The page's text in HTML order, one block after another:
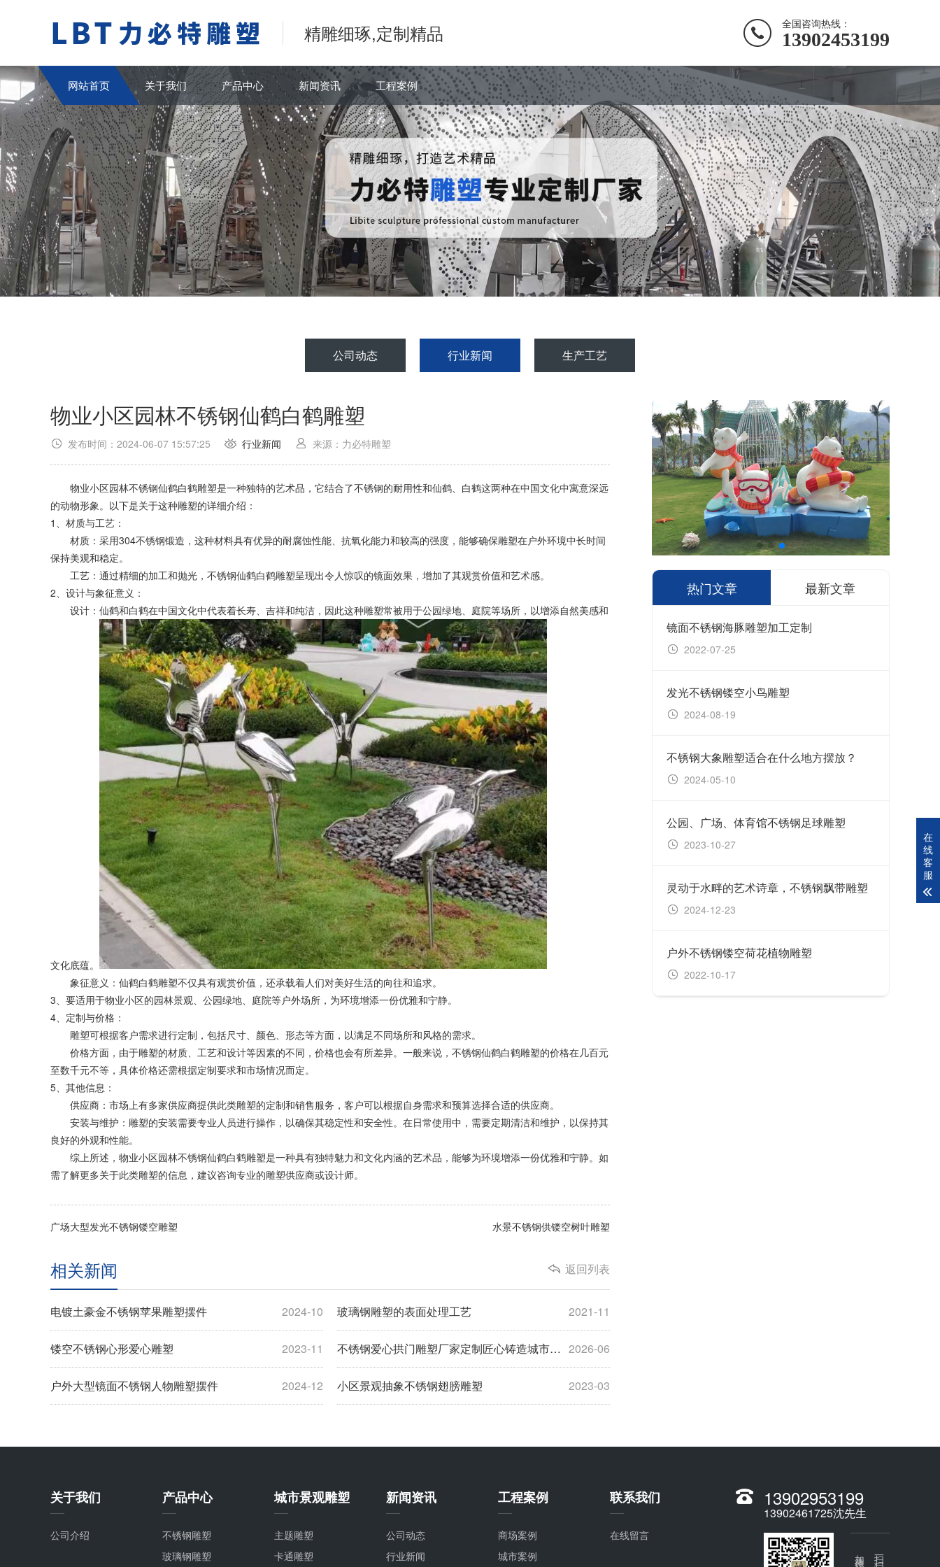
精雕细琢,定制精品 全国咨询热线：
13902453199
网站首页 关于我们 产品中心 新闻资讯 工程案例
公司动态 行业新闻 生产工艺
物业小区园林不锈钢仙鹤白鹤雕塑
发布时间：2024-06-07 15:57:25 行业新闻 来源：力必特雕塑
物业小区园林不锈钢仙鹤白鹤雕塑是一种独特的艺术品，它结合了不锈钢的耐用性和仙鹤、白鹤这两种在中国文化中寓意深远
的动物形象。以下是关于这种雕塑的详细介绍：
1、材质与工艺：
材质：采用304不锈钢锻造，这种材料具有优异的耐腐蚀性能、抗氧化能力和较高的强度，能够确保雕塑在户外环境中长时间
保持美观和稳定。
工艺：通过精细的加工和抛光，不锈钢仙鹤白鹤雕塑呈现出令人惊叹的镜面效果，增加了其观赏价值和艺术感。
2、设计与象征意义：
设计：仙鹤和白鹤在中国文化中代表着长寿、吉祥和纯洁，因此这种雕塑常被用于公园绿地、庭院等场所，以增添自然美感和
文化底蕴。
象征意义：仙鹤白鹤雕塑不仅具有观赏价值，还承载着人们对美好生活的向往和追求。
3、要适用于物业小区的园林景观、公园绿地、庭院等户外场所，为环境增添一份优雅和宁静。
4、定制与价格：
雕塑可根据客户需求进行定制，包括尺寸、颜色、形态等方面，以满足不同场所和风格的需求。
价格方面，由于雕塑的材质、工艺和设计等因素的不同，价格也会有所差异。一般来说，不锈钢仙鹤白鹤雕塑的价格在几百元
至数千元不等，具体价格还需根据定制要求和市场情况而定。
5、其他信息：
供应商：市场上有多家供应商提供此类雕塑的定制和销售服务，客户可以根据自身需求和预算选择合适的供应商。
安装与维护：雕塑的安装需要专业人员进行操作，以确保其稳定性和安全性。在日常使用中，需要定期清洁和维护，以保持其
良好的外观和性能。
综上所述，物业小区园林不锈钢仙鹤白鹤雕塑是一种具有独特魅力和文化内涵的艺术品，能够为环境增添一份优雅和宁静。如
需了解更多关于此类雕塑的信息，建议咨询专业的雕塑供应商或设计师。
广场大型发光不锈钢镂空雕塑 水景不锈钢供镂空树叶雕塑
返回列表
相关新闻
2024-10
电镀土豪金不锈钢苹果雕塑摆件 2021-11
玻璃钢雕塑的表面处理工艺
2023-11
镂空不锈钢心形爱心雕塑 2026-06
不锈钢爱心拱门雕塑厂家定制匠心铸造城市浪漫地标
2024-12
户外大型镜面不锈钢人物雕塑摆件 2023-03
小区景观抽象不锈钢翅膀雕塑
热门文章 最新文章
镜面不锈钢海豚雕塑加工定制
2022-07-25
发光不锈钢镂空小鸟雕塑
2024-08-19
不锈钢大象雕塑适合在什么地方摆放？
2024-05-10
公园、广场、体育馆不锈钢足球雕塑
2023-10-27
灵动于水畔的艺术诗章，不锈钢飘带雕塑
2024-12-23
户外不锈钢镂空荷花植物雕塑
2022-10-17
不
关于我们
公司介绍
产品中心
不锈钢雕塑
玻璃钢雕塑
城市景观雕塑
主题雕塑
卡通雕塑
新闻资讯
公司动态
行业新闻
工程案例
商场案例
城市案例
联系我们
在线留言
13902953199
13902461725沈先生
在
线
客
服